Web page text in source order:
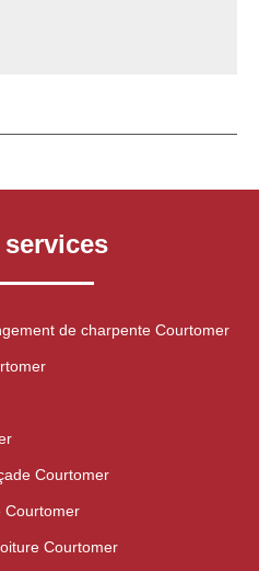
de charpente Courtomer
Courtomer
Courtomer
Courtomer